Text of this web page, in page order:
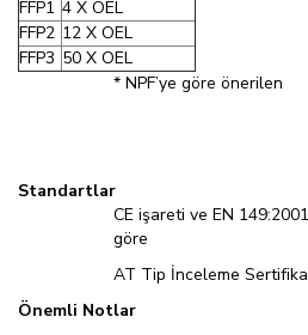
FFP1 4 X OEL
FFP2 12 X OEL
FFP3 50 X OEL
* NPF’ye göre önerilen
Standartlar
CE işareti ve EN
göre
AT Tip İnceleme
Önemli Notlar